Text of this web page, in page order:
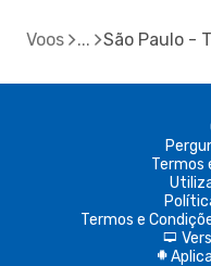
Voos São Paulo -
Termos
Termos e
d
A